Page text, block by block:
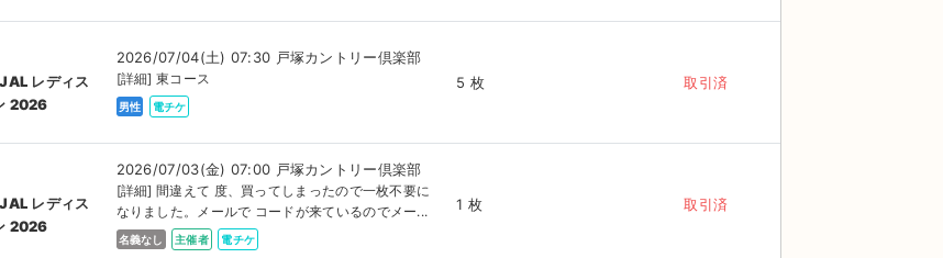
レディス
2026
2026/07/04(土) 07:30 戸塚カントリー倶楽部
[詳細] 東コース
男性 電チケ
5 枚 取引済
レディス
2026
2026/07/03(金) 07:00 戸塚カントリー倶楽部
[詳細] 間違えて 度、買ってしまったので一枚不要に
なりました。メールで コードが来ているのでメー...
名義なし 主催者 電チケ
1 枚 取引済